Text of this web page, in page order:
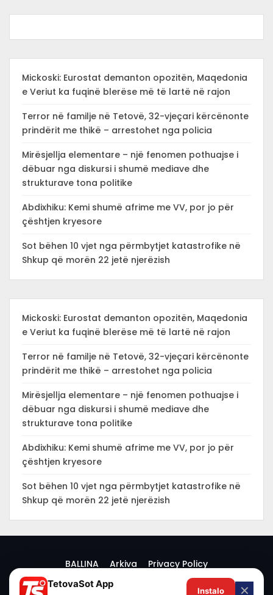
Mickoski: Eurostat demanton opozitën, Maqedonia
e Veriut ka fuqinë blerëse më të lartë në rajon
Terror në familje në Tetovë, 32-vjeçari kërcënonte
prindërit me thikë – arrestohet nga policia
Mirësjellja elementare – një fenomen pothuajse i
dëbuar nga diskursi i shumë mediave dhe
strukturave tona politike
Abdixhiku: Kemi shumë afrime me VV, por jo për
çështjen kryesore
Sot bëhen 10 vjet nga përmbytjet katastrofike në
Shkup që morën 22 jetë njerëzish
Mickoski: Eurostat demanton opozitën, Maqedonia
e Veriut ka fuqinë blerëse më të lartë në rajon
Terror në familje në Tetovë, 32-vjeçari kërcënonte
prindërit me thikë – arrestohet nga policia
Mirësjellja elementare – një fenomen pothuajse i
dëbuar nga diskursi i shumë mediave dhe
strukturave tona politike
Abdixhiku: Kemi shumë afrime me VV, por jo për
çështjen kryesore
Sot bëhen 10 vjet nga përmbytjet katastrofike në
Shkup që morën 22 jetë njerëzish
BALLINA Arkiva Privacy Policy
TetovaSot App
Instalo ✕